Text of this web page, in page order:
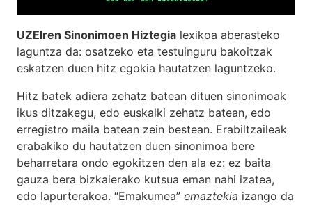
UZEIren Sinonimoen Hiztegia lexikoa aberasteko
laguntza da: osatzeko eta testuinguru bakoitzak
eskatzen duen hitz egokia hautatzen laguntzeko.
Hitz batek adiera zehatz batean dituen sinonimoak
ikus ditzakegu, edo euskalki zehatz batean, edo
erregistro maila batean zein bestean. Erabiltzaileak
erabakiko du hautatzen duen sinonimoa bere
beharretara ondo egokitzen den ala ez: ez baita
gauza bera bizkaierako kutsua eman nahi izatea,
edo lapurterakoa. “Emakumea” emaztekia izango da